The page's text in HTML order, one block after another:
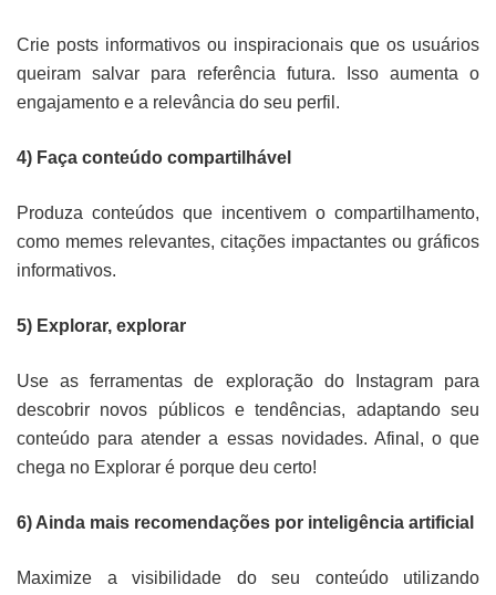
Crie posts informativos ou inspiracionais que os usuários
queiram salvar para referência futura. Isso aumenta o
engajamento e a relevância do seu perfil.
4) Faça conteúdo compartilhável
Produza conteúdos que incentivem o compartilhamento,
como memes relevantes, citações impactantes ou gráficos
informativos.
5) Explorar, explorar
Use as ferramentas de exploração do Instagram para
descobrir novos públicos e tendências, adaptando seu
conteúdo para atender a essas novidades. Afinal, o que
chega no Explorar é porque deu certo!
6) Ainda mais recomendações por inteligência artificial
Maximize a visibilidade do seu conteúdo utilizando